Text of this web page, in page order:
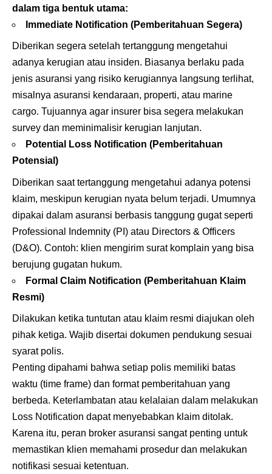
dalam tiga bentuk utama:
Immediate Notification (Pemberitahuan Segera)
Diberikan segera setelah tertanggung mengetahui
adanya kerugian atau insiden. Biasanya berlaku pada
jenis asuransi yang risiko kerugiannya langsung terlihat,
misalnya asuransi kendaraan, properti, atau marine
cargo. Tujuannya agar insurer bisa segera melakukan
survey dan meminimalisir kerugian lanjutan.
Potential Loss Notification (Pemberitahuan
Potensial)
Diberikan saat tertanggung mengetahui adanya potensi
klaim, meskipun kerugian nyata belum terjadi. Umumnya
dipakai dalam asuransi berbasis tanggung gugat seperti
Professional Indemnity (PI) atau Directors & Officers
(D&O). Contoh: klien mengirim surat komplain yang bisa
berujung gugatan hukum.
Formal Claim Notification (Pemberitahuan Klaim
Resmi)
Dilakukan ketika tuntutan atau klaim resmi diajukan oleh
pihak ketiga. Wajib disertai dokumen pendukung sesuai
syarat polis.
Penting dipahami bahwa setiap polis memiliki batas
waktu (time frame) dan format pemberitahuan yang
berbeda. Keterlambatan atau kelalaian dalam melakukan
Loss Notification dapat menyebabkan klaim ditolak.
Karena itu, peran broker asuransi sangat penting untuk
memastikan klien memahami prosedur dan melakukan
notifikasi sesuai ketentuan.